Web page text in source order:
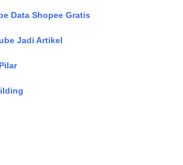
Data Shopee Gratis
Jadi Artikel